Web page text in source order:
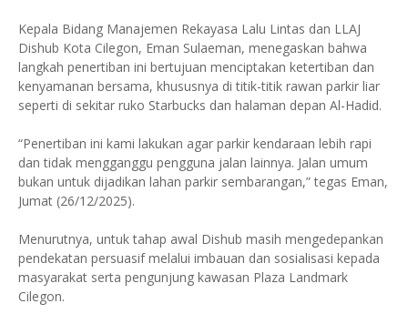
Kepala Bidang Manajemen Rekayasa Lalu Lintas dan LLAJ
Dishub Kota Cilegon, Eman Sulaeman, menegaskan bahwa
langkah penertiban ini bertujuan menciptakan ketertiban dan
kenyamanan bersama, khususnya di titik-titik rawan parkir liar
seperti di sekitar ruko Starbucks dan halaman depan Al-Hadid.
“Penertiban ini kami lakukan agar parkir kendaraan lebih rapi
dan tidak mengganggu pengguna jalan lainnya. Jalan umum
bukan untuk dijadikan lahan parkir sembarangan,” tegas Eman,
Jumat (26/12/2025).
Menurutnya, untuk tahap awal Dishub masih mengedepankan
pendekatan persuasif melalui imbauan dan sosialisasi kepada
masyarakat serta pengunjung kawasan Plaza Landmark
Cilegon.